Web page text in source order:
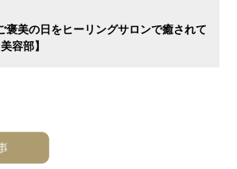
褒美の日をヒーリングサロンで癒されて
容部】